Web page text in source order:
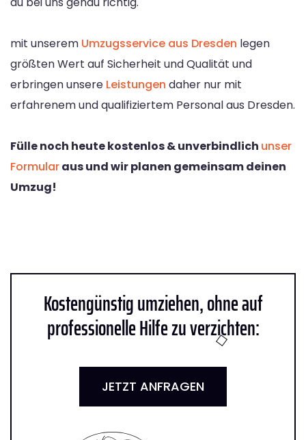
mit unserem Umzugsservice aus Dresden legen
größten Wert auf Sicherheit und Qualität und
erbringen unsere Leistungen daher nur mit
erfahrenem und qualifiziertem Personal aus Dresden.
Fülle noch heute kostenlos & unverbindlich unser
Formularaus und wir planen gemeinsam deinen
Umzug!
Kostengünstig umziehen, ohne auf
professionelle Hilfe zu verzichten:
JETZT ANFRAGEN